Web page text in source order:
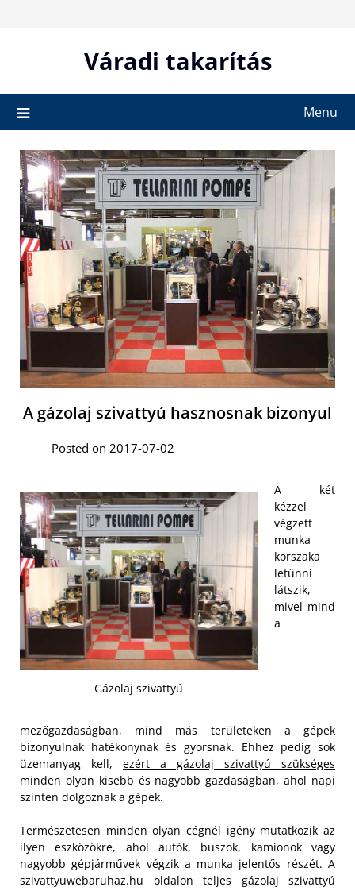
Váradi takarítás
Menu
A gázolaj szivattyú hasznosnak bizonyul
Posted on 2017-07-02
Gázolaj szivattyú
A két
kézzel
végzett
munka
korszaka
letűnni
látszik,
mivel mind
a
mezőgazdaságban, mind más területeken a gépek
bizonyulnak hatékonynak és gyorsnak. Ehhez pedig sok
üzemanyag kell, ezért a gázolaj szivattyú szükséges
minden olyan kisebb és nagyobb gazdaságban, ahol napi
szinten dolgoznak a gépek.
Természetesen minden olyan cégnél igény mutatkozik az
ilyen eszközökre, ahol autók, buszok, kamionok vagy
nagyobb gépjárművek végzik a munka jelentős részét. A
szivattyuwebaruhaz.hu oldalon teljes gázolaj szivattyú